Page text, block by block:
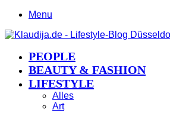
Menu
PEOPLE
BEAUTY & FASHION
LIFESTYLE
Alles
Art